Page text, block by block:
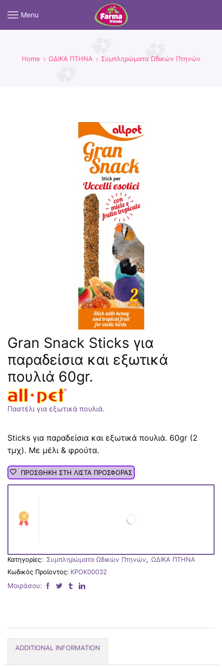
Menu
Home ΩΔΙΚΑ ΠΤΗΝΑ Συμπληρώματα Ωδικών Πτηνών
Gran Snack Sticks για
παραδείσια και εξωτικά
πουλιά 60gr.
Παστέλι για εξωτικά πουλιά.
Sticks για παραδείσια και εξωτικά πουλιά. 60gr (2
τμχ). Με μέλι & φρούτα.
ΠΡΟΣΘΗΚΗ ΣΤΗ ΛΙΣΤΑ ΠΡΟΣΦΟΡΑΣ
Κατηγορίες: Συμπληρώματα Ωδικών Πτηνών, ΩΔΙΚΑ ΠΤΗΝΑ
Κωδικός Προϊοντος: ΚΡΟΚ00032
Μοιράσου:
ADDITIONAL INFORMATION